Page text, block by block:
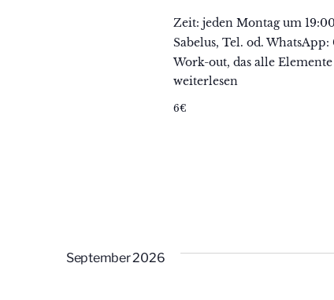
Zeit: jeden Montag um
Sabelus, Tel. od.
Work-out, das alle
Zumba
weiterlesen
6€
September 2026